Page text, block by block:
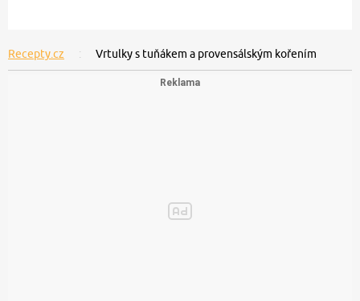
Recepty.cz Vrtulky s tuňákem a provensálským kořením